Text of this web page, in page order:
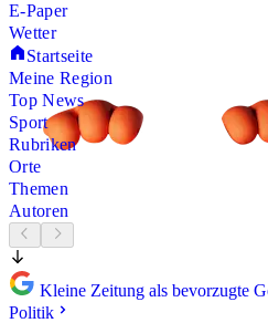
E-Paper
Wetter
Startseite
Meine Region
Top News
Sport
Rubriken
Orte
Themen
Autoren
Kleine Zeitung als bevorzugte
Politik